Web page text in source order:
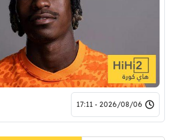
2026/08/06 - 17:11